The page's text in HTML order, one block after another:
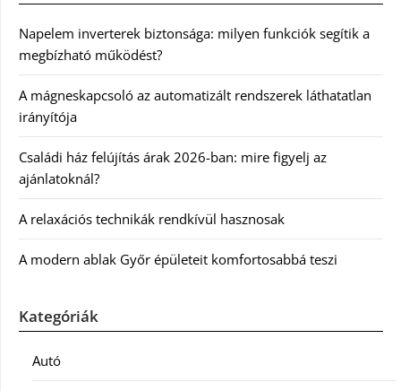
Napelem inverterek biztonsága: milyen funkciók segítik a
megbízható működést?
A mágneskapcsoló az automatizált rendszerek láthatatlan
irányítója
Családi ház felújítás árak 2026-ban: mire figyelj az
ajánlatoknál?
A relaxációs technikák rendkívül hasznosak
A modern ablak Győr épületeit komfortosabbá teszi
Kategóriák
Autó